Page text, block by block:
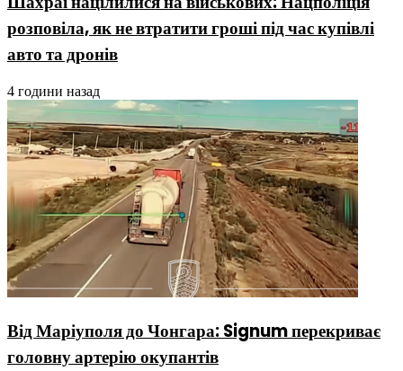
розповіла, як не втратити гроші під час купівлі
авто та дронів
4 години назад
Від Маріуполя до Чонгара: Signum перекриває
головну артерію окупантів